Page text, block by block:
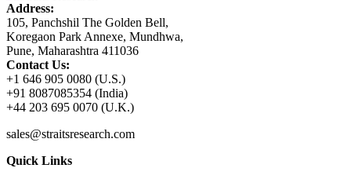
Address:
105, Panchshil The Golden Bell,
Koregaon Park Annexe, Mundhwa,
Pune, Maharashtra 411036
Contact Us:
+1 646 905 0080 (U.S.)
+91 8087085354 (India)
+44 203 695 0070 (U.K.)
sales@straitsresearch.com
Quick Links